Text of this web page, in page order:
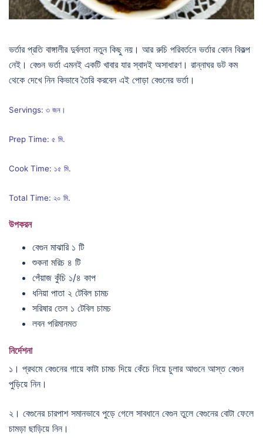
ভর্তার প্রতি বাঙ্গালীর দুর্বলতা নতুন কিছু নয়। আর রুচি পরিবর্তনে ভর্তার কোন বিকল্প
নেই। বেগুন ভর্তা এমনই একটি খাবার যার স্বাদই অসাধারণ। রান্নাঘর ডট কম
থেকে দেখে নিন কিভাবে তৈরি করবেন এই পোড়া বেগুনের ভর্তা।
Servings: ৩ জন।
Prep Time: ৫ মি.
Cook Time: ১৫ মি.
Total Time: ২০ মি.
উপকরন
বেগুন মাঝারি ১ টি
শুকনা মরিচ ৪ টি
পেঁয়াজ কুঁচি ১/৪ কাপ
ধনিয়া পাতা ২ টেবিল চামচ
সরিষার তেল ১ টেবিল চামচ
লবন পরিমানমত
নির্দেশনা
১। প্রথমে বেগুনের গায়ে কাটা চামচ দিয়ে কেঁচে নিয়ে চুলার আগুনে আস্ত বেগুন
পুড়িয়ে নিন।
২। বেগুনের চারপাশ সমানভাবে পুড়ে গেলে সাবধানে বেগুন তুলে বেগুনের বোটা ফেলে
চামড়া ছাড়িয়ে নিন।